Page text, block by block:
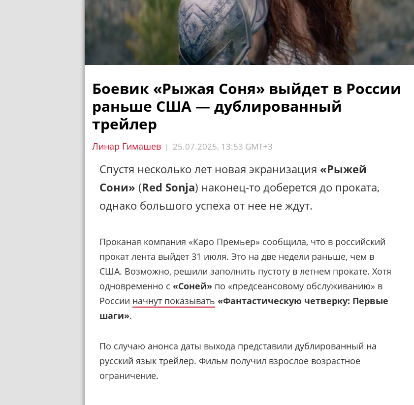
Боевик «Рыжая Соня» выйдет в России
раньше США — дублированный
трейлер
Линар Гимашев | 25.07.2025, 13:53 GMT+3
Спустя несколько лет новая экранизация «Рыжей
Сони» (Red Sonja) наконец-то доберется до проката,
однако большого успеха от нее не ждут.
Проканая компания «Каро Премьер» сообщила, что в российский
прокат лента выйдет 31 июля. Это на две недели раньше, чем в
США. Возможно, решили заполнить пустоту в летнем прокате. Хотя
одновременно с «Соней» по «предсеансовому обслуживанию» в
России начнут показывать «Фантастическую четверку: Первые
шаги».
По случаю анонса даты выхода представили дублированный на
русский язык трейлер. Фильм получил взрослое возрастное
ограничение.